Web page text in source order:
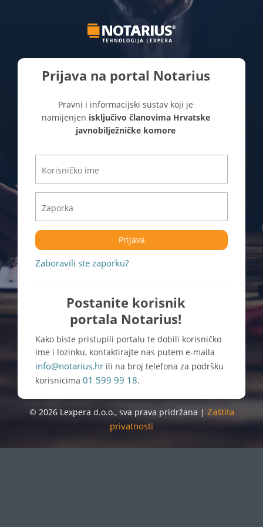
Prijava na portal Notarius
Pravni i informacijski sustav koji je
namijenjen isključivo članovima Hrvatske
javnobilježničke komore
Prijava
Zaboravili ste zaporku?
Postanite korisnik
portala Notarius!
Kako biste pristupili portalu te dobili korisničko
ime i lozinku, kontaktirajte nas putem e-maila
info@notarius.hr ili na broj telefona za podršku
korisnicima 01 599 99 18.
© 2026 Lexpera d.o.o., sva prava pridržana | Zaštita
privatnosti